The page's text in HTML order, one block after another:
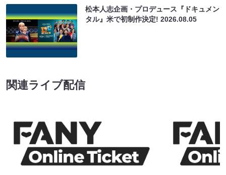
松本人志企画・プロデュース『ドキュメン
タル』米で初制作決定!2026.08.05
関連ライブ配信